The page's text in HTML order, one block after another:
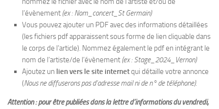
l’évènement (ex : Nom_concert_St Germain)
Vous pouvez ajouter un PDF avec des informations détaillées
(les fichiers pdf apparaissent sous forme de lien cliquable dans
le corps de l’article). Nommez également le pdf en intégrant le
nom de l’artiste/de l’évènement (ex : Stage_2024_Vernon)
Ajoutez un lien vers le site internetqui détaille votre annonce
(Nous ne diffuserons pas d’adresse mail ni de n° de téléphone).
Attention : pour être publiées dans la lettre d’informations du vendredi,